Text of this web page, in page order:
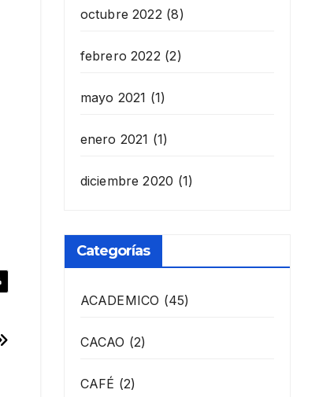
octubre 2022(8)
febrero 2022(2)
mayo 2021 (1)
enero 2021 (1)
diciembre 2020 (1)
Categorías
ACADEMICO (45)
CACAO (2)
CAFÉ (2)